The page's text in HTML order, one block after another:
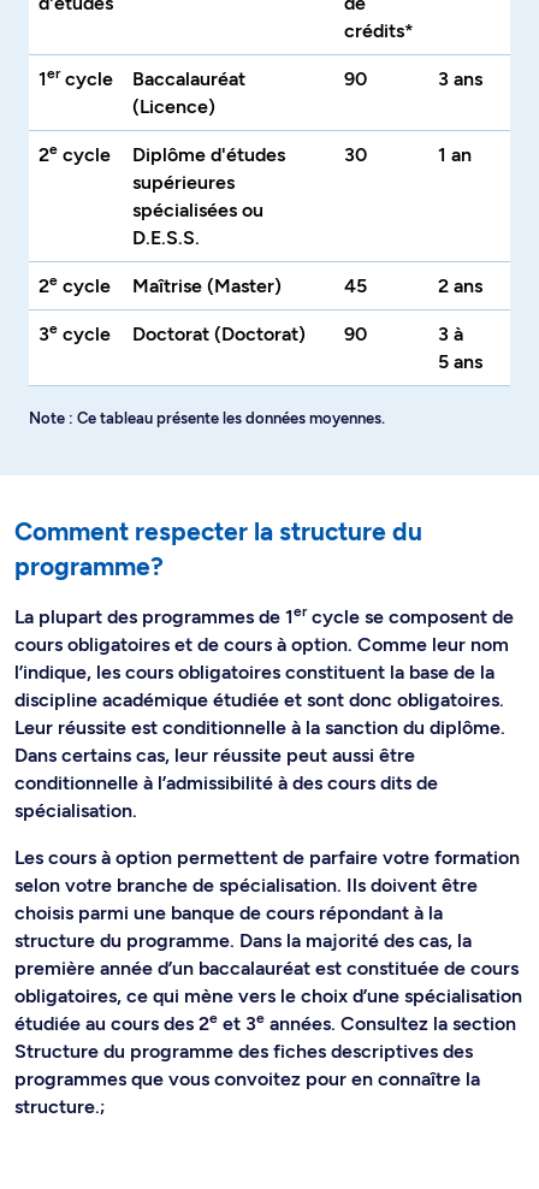
crédits*
1ercycle
Baccalauréat
(Licence)
90 3 ans
2e cycle
Diplôme d'études
supérieures
spécialisées ou
D.E.S.S.
30 1 an
2e cycle Maîtrise (Master) 45 2 ans
3e cycle Doctorat (Doctorat) 90
3 à
5 ans
Note : Ce tableau présente les données moyennes.
Comment respecter la structure du
programme?
La plupart des programmes de 1ercycle se composent de
cours obligatoires et de cours à option. Comme leur nom
l’indique, les cours obligatoires constituent la base de la
discipline académique étudiée et sont donc obligatoires.
Leur réussite est conditionnelle à la sanction du diplôme.
Dans certains cas, leur réussite peut aussi être
conditionnelle à l’admissibilité à des cours dits de
spécialisation.
Les cours à option permettent de parfaire votre formation
selon votre branche de spécialisation. Ils doivent être
choisis parmi une banque de cours répondant à la
structure du programme. Dans la majorité des cas, la
première année d’un baccalauréat est constituée de cours
obligatoires, ce qui mène vers le choix d’une spécialisation
étudiée au cours des 2e et 3e années. Consultez la section
Structure du programme des fiches descriptives des
programmes que vous convoitez pour en connaître la
structure.;